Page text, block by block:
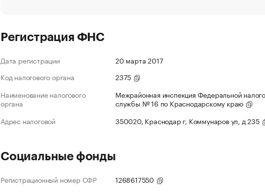
Регистрация ФНС
Дата регистрации
20 марта 2017
Код налогового органа
2375
Наименование налогового
органа
Межрайонная инспекция Федеральной
службы № 16 по Краснодарскому краю
Адрес налоговой
350020, Краснодар г, Коммунаров ул, д 235
Социальные фонды
Регистрационный номер СФР 1268617550